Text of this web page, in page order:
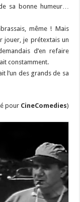
sa bonne humeur…
même ! Mais
jouer, je prétextais un
d’en refaire
constamment.
l’un des grands de sa
pour CineComedies)